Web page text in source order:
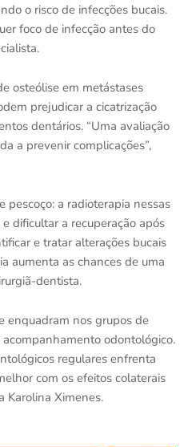
o risco de infecções bucais.
foco de infecção antes do
osteólise em metástases
prejudicar a cicatrização
dentários. “Uma avaliação
a prevenir complicações”,
pescoço: a radioterapia nessas
dificultar a recuperação após
e tratar alterações bucais
aumenta as chances de uma
dentista.
enquadram nos grupos de
odontológico.
regulares enfrenta
com os efeitos colaterais
Karolina Ximenes.